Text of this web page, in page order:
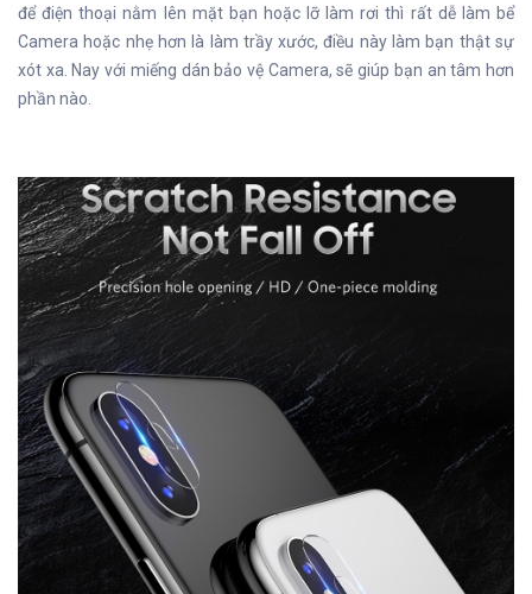
để điện thoại nằm lên mặt bạn hoặc lỡ làm rơi thì rất dễ làm bể
Camera hoặc nhẹ hơn là làm trầy xước, điều này làm bạn thật sự
xót xa. Nay với miếng dán bảo vệ Camera, sẽ giúp bạn an tâm hơn
phần nào.